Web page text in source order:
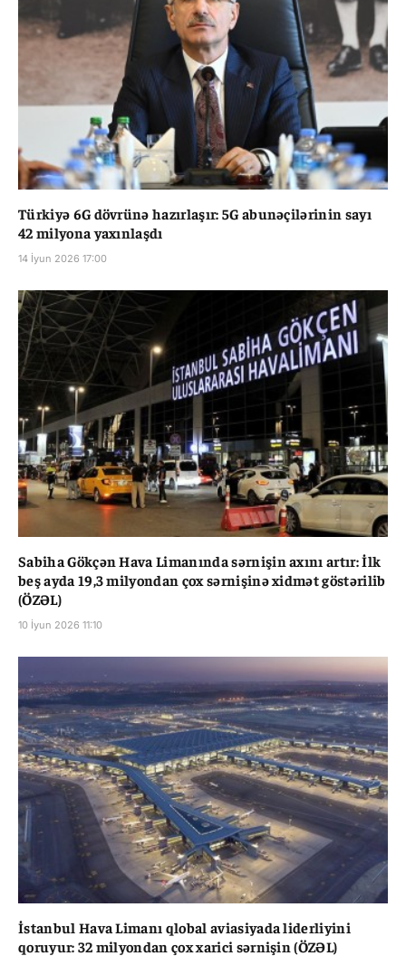
Türkiyə 6G dövrünə hazırlaşır: 5G abunəçilərinin sayı
42 milyona yaxınlaşdı
14 İyun 2026 17:00
Sabiha Gökçən Hava Limanında sərnişin axını artır: İlk
beş ayda 19,3 milyondan çox sərnişinə xidmət göstərilib
(ÖZƏL)
10 İyun 2026 11:10
İstanbul Hava Limanı qlobal aviasiyada liderliyini
qoruyur: 32 milyondan çox xarici sərnişin (ÖZƏL)